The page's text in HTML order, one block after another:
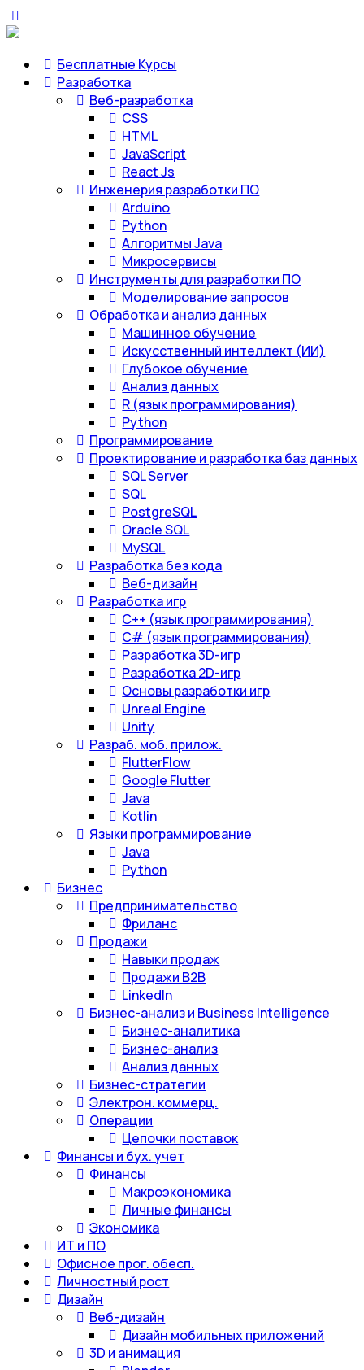
Бесплатные Курсы
Разработка
Веб-разработка
CSS
HTML
JavaScript
React Js
Инженерия разработки ПО
Arduino
Python
Алгоритмы Java
Микросервисы
Инструменты для разработки ПО
Моделирование запросов
Обработка и анализ данных
Машинное обучение
Искусственный интеллект (ИИ)
Глубокое обучение
Анализ данных
R (язык программирования)
Python
Программирование
Проектирование и разработка баз данных
SQL Server
SQL
PostgreSQL
Oracle SQL
MySQL
Разработка без кода
Веб-дизайн
Разработка игр
С++ (язык программирования)
С# (язык программирования)
Разработка 3D-игр
Разработка 2D-игр
Основы разработки игр
Unreal Engine
Unity
Разраб. моб. прилож.
FlutterFlow
Google Flutter
Java
Kotlin
Языки программирование
Java
Python
Бизнес
Предпринимательство
Фриланс
Продажи
Навыки продаж
Продажи B2B
LinkedIn
Бизнес-анализ и Business Intelligence
Бизнес-аналитика
Бизнес-анализ
Анализ данных
Бизнес-стратегии
Электрон. коммерц.
Операции
Цепочки поставок
Финансы и бух. учет
Финансы
Макроэкономика
Личные финансы
Экономика
ИТ и ПО
Офисное прог. обесп.
Личностный рост
Дизайн
Веб-дизайн
Дизайн мобильных приложений
3D и анимация